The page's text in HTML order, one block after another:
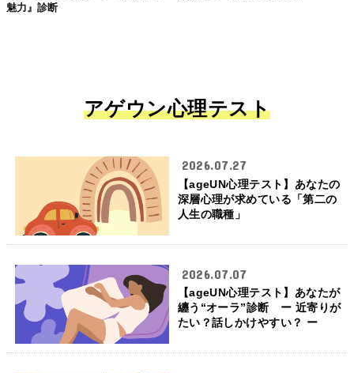
魅力』診断
アゲウン心理テスト
2026.07.27
【ageUN心理テスト】あなたの
深層心理が求めている「第二の
人生の職種」
2026.07.07
【ageUN心理テスト】あなたが
纏う“オーラ”診断 ー 近寄りが
たい？話しかけやすい？ ー